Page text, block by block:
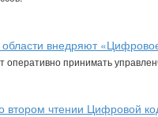
внедряют
оперативно принимать
чтении Цифровой